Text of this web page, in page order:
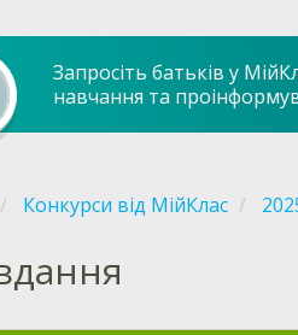
Запросіть батьків у
навчання та
Конкурси від МійКлас